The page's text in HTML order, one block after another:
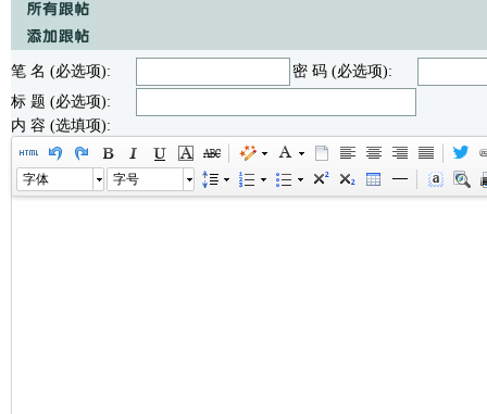
笔 名 (必选项):
密 码 (必选项):
标 题 (必选项):
内 容 (选填项):
字体 字号